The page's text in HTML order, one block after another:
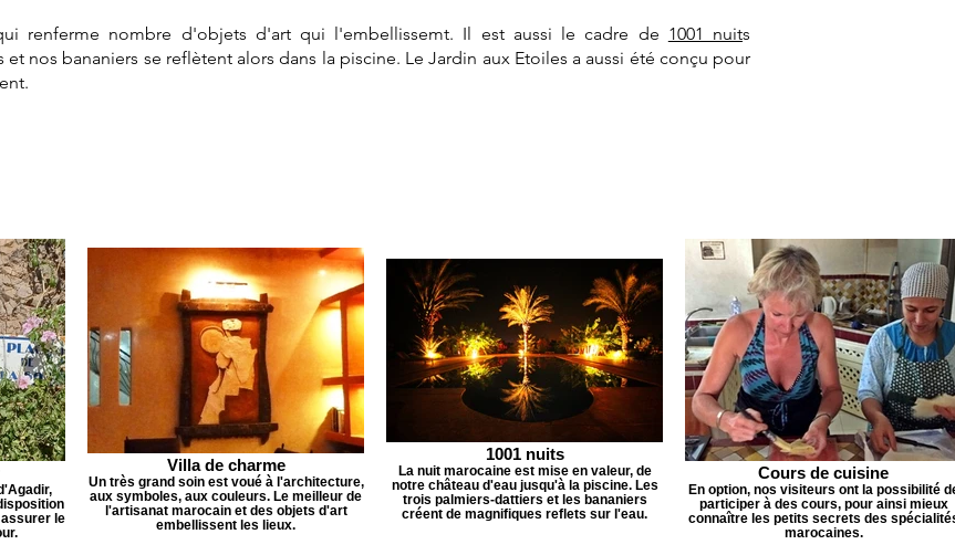
renferme nombre d'objets d'art qui l'embellissemt. Il est aussi le cadre de 1001 nuits
nos bananiers se reflètent alors dans la piscine. Le Jardin aux Etoiles a aussi été conçu pour
le
Villa de charme
Un très grand soin est voué à l'architecture,
aux symboles, aux couleurs. Le meilleur de
l'artisanat marocain et des objets d'art
embellissent les lieux.
1001 nuits
La nuit marocaine est mise en valeur, de
notre château d'eau jusqu'à la piscine. Les
trois palmiers-dattiers et les bananiers
créent de magnifiques reflets sur l'eau.
Cours de cuisine
En option, nos visiteurs ont la possibilité
participer à des cours, pour ainsi mieux
connaître les petits secrets des
marocaines.